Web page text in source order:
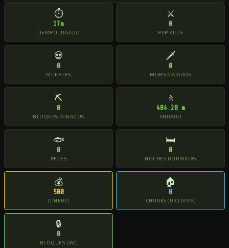
⏱
17m
TIEMPO JUGADO
⚔
0
PVP KILLS
💀
0
MUERTES
🗡
0
MOBS MATADOS
⛏
0
BLOQUES MINADOS
🚶
484.28 m
ANDADO
🐟
0
PECES
🛏
0
NOCHES DORMIDAS
💰
500
DINERO
🏠
0
CHUNKS (0 CLAIMS)
🔒
0
BLOQUES LWC